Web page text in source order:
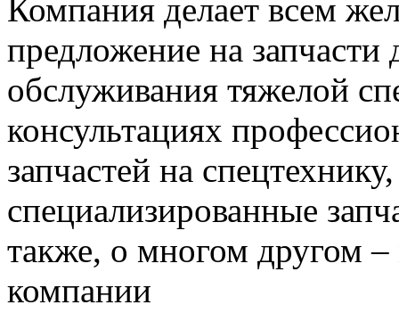
Компания делает всем
предложение на запчасти
обслуживания тяжелой
консультациях
запчастей на
специализированные
также, о многом другом –
компании